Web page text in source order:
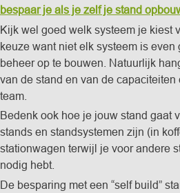
bespaar je als je zelf je stand
Kijk wel goed welk systeem je kiest
keuze want niet elk systeem is even
beheer op te bouwen. Natuurlijk
van de stand en van de
team.
Bedenk ook hoe je jouw stand gaat
stands en standsystemen zijn (in
stationwagen terwijl je voor andere
nodig hebt.
De besparing met een “self build”